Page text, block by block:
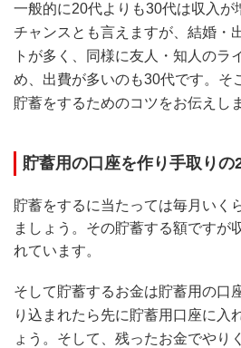
一般的に20代よりも30代は収入が
チャンスとも言えますが、結婚・
トが多く、同様に友人・知人のラ
め、出費が多いのも30代です。そ
貯蓄をするためのコツをお伝えし
貯蓄用の口座を作り手取りの
貯蓄をするに当たっては毎月いく
ましょう。その貯蓄する額ですが
れています。
そして貯蓄するお金は貯蓄用の口
り込まれたら先に貯蓄用口座に入
ょう。そして、残ったお金でやり